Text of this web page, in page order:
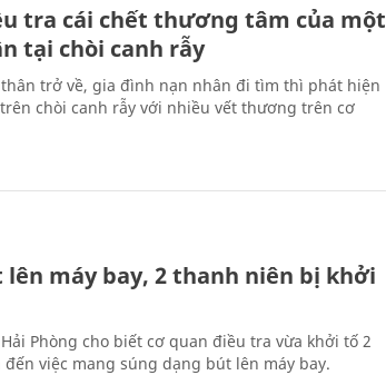
tra cái chết thương tâm của một
tại chòi canh rẫy
trở về, gia đình nạn nhân đi tìm thì phát hiện
chòi canh rẫy với nhiều vết thương trên cơ
máy bay, 2 thanh niên bị khởi
Phòng cho biết cơ quan điều tra vừa khởi tố 2
việc mang súng dạng bút lên máy bay.